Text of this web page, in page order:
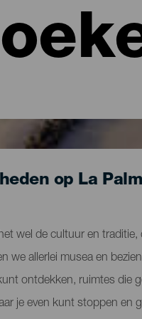
op La
wel de cultuur en
allerlei musea en
ontdekken, ruimtes die
je even kunt stoppen en